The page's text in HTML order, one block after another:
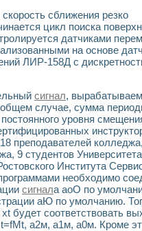
возможности реставрации
технологий NATIONAL
модификаций алгоритма
стенд для исследования
система поддержки
стенд для исследования
практикумы по
измеритель частотных
практикум по основам
виртуальной лабораторной
практикумы по
внедрения в рамках
эффективности
LabVIEW
повышения качества
LabVIEW лабораторного
сближения резко
цикл поиска
датчиками
на основе
ЛИР-158Д с
сигнал,
случае, сумма
уровня
преподавателей
9 студентов
Института
необходимо
сигнала аоО по
аЮ по умолчанию.
будет соответствовать
a2м, a1м, a0м. Кроме